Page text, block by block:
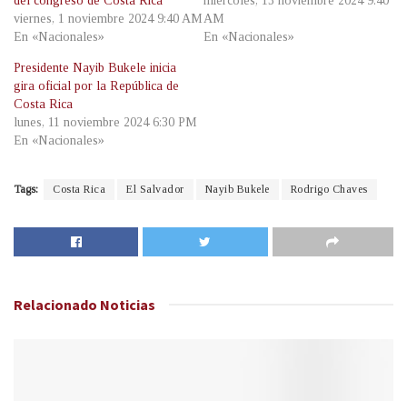
viernes, 1 noviembre 2024 9:40 AM
En «Nacionales»
AM
En «Nacionales»
Presidente Nayib Bukele inicia
gira oficial por la República de
Costa Rica
lunes, 11 noviembre 2024 6:30 PM
En «Nacionales»
Tags: Costa Rica El Salvador Nayib Bukele Rodrigo Chaves
Relacionado Noticias